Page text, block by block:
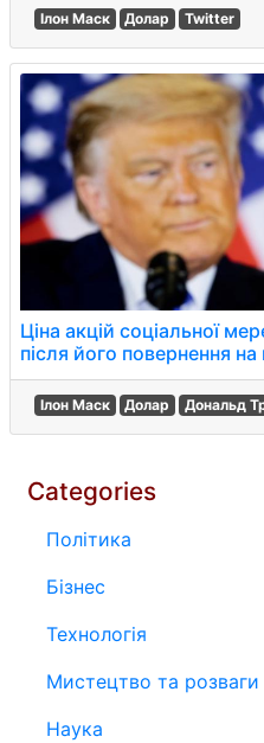
Ілон Маск Долар Twitter
Ціна акцій соціальної
після його повернення
Ілон Маск Долар Дональд
Categories
Політика
Бізнес
Технологія
Мистецтво та розваги
Наука